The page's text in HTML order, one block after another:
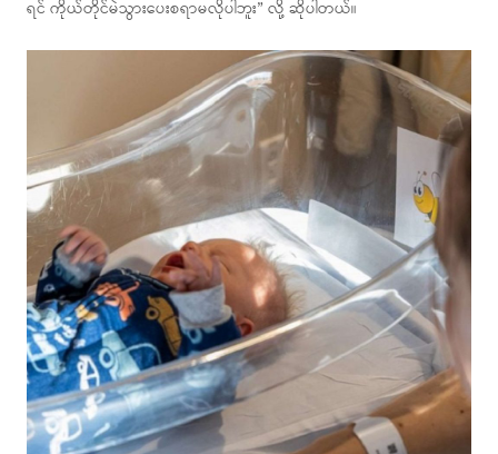
ရင် ကိုယ်တိုင်မဲသွားပေးစရာမလိုပါဘူး” လို့ ဆိုပါတယ်။